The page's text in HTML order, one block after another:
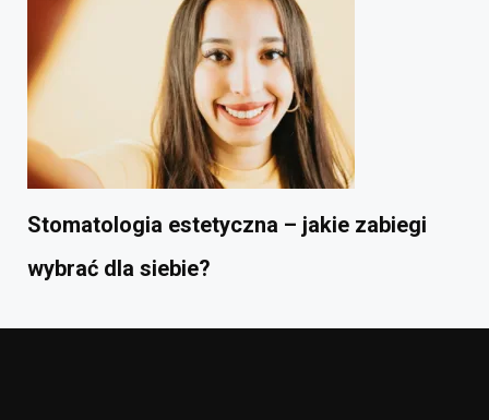
Stomatologia estetyczna – jakie zabiegi
wybrać dla siebie?